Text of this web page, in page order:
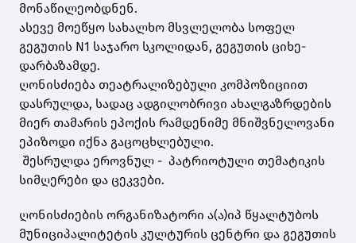
მონაწილეობდნენ.
ასევე მოეწყო სახალხო მსვლელობა სოფელ
გეგუთის N1 საჯარო სკოლიდან, გეგუთის ციხე-
დარბაზამდე.
ღონისძიება თეატრალიზებული კომპოზიციით
დასრულდა, სადაც ადგილობრივი ახალგაზრდების
მიერ თამარის ეპოქის რამდენიმე მნიშვნელოვანი
ეპიზოდი იქნა გაცოცხლებული.
შესრულდა ეროვნულ - პატრიოტული თემატიკის
სიმღერები და ცეკვები.
ღონისძიების ორგანიზატორი ა(ა)იპ წყალტუბოს
მუნიციპალიტეტის კულტურის ცენტრი და გეგუთის